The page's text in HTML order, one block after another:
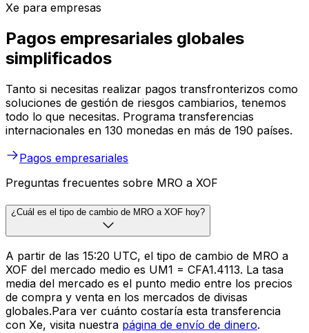
Xe para empresas
Pagos empresariales globales
simplificados
Tanto si necesitas realizar pagos transfronterizos como
soluciones de gestión de riesgos cambiarios, tenemos
todo lo que necesitas. Programa transferencias
internacionales en 130 monedas en más de 190 países.
Pagos empresariales
Preguntas frecuentes sobre MRO a XOF
¿Cuál es el tipo de cambio de MRO a XOF hoy?
A partir de las 15:20 UTC, el tipo de cambio de MRO a
XOF del mercado medio es UM1 = CFA1.4113. La tasa
media del mercado es el punto medio entre los precios
de compra y venta en los mercados de divisas
globales.Para ver cuánto costaría esta transferencia
con Xe, visita nuestra página de envío de dinero.